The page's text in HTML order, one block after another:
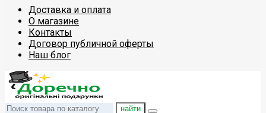
Доставка и оплата
О магазине
Контакты
Договор публичной оферты
Наш блог
найти